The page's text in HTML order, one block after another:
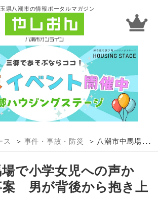
県八潮市の情報ポータルマガジン
ス 事件・事故・防災 八潮市中馬場で小学女児への声かけ・接触事案 男が背後から抱き上げる
で小学女児への声か
案 男が背後から抱き上